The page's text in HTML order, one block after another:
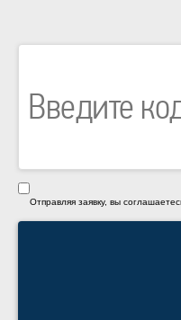
Отправляя заявку, вы